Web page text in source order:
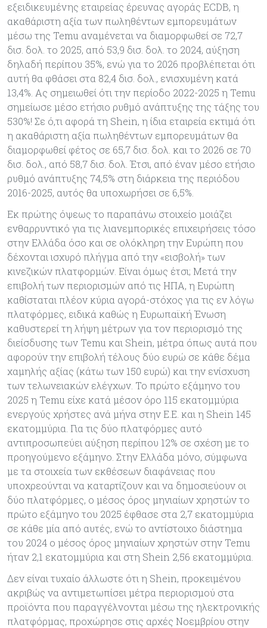
εξειδικευμένης εταιρείας έρευνας αγοράς ECDB, η
ακαθάριστη αξία των πωληθέντων εμπορευμάτων
μέσω της Temu αναμένεται να διαμορφωθεί σε 72,7
δισ. δολ. το 2025, από 53,9 δισ. δολ. το 2024, αύξηση
δηλαδή περίπου 35%, ενώ για το 2026 προβλέπεται ότι
αυτή θα φθάσει στα 82,4 δισ. δολ., ενισχυμένη κατά
13,4%. Ας σημειωθεί ότι την περίοδο 2022-2025 η Temu
σημείωσε μέσο ετήσιο ρυθμό ανάπτυξης της τάξης του
530%! Σε ό,τι αφορά τη Shein, η ίδια εταιρεία εκτιμά ότι
η ακαθάριστη αξία πωληθέντων εμπορευμάτων θα
διαμορφωθεί φέτος σε 65,7 δισ. δολ. και το 2026 σε 70
δισ. δολ., από 58,7 δισ. δολ. Έτσι, από έναν μέσο ετήσιο
ρυθμό ανάπτυξης 74,5% στη διάρκεια της περιόδου
2016-2025, αυτός θα υποχωρήσει σε 6,5%.
Εκ πρώτης όψεως το παραπάνω στοιχείο μοιάζει
ενθαρρυντικό για τις λιανεμπορικές επιχειρήσεις τόσο
στην Ελλάδα όσο και σε ολόκληρη την Ευρώπη που
δέχονται ισχυρό πλήγμα από την «εισβολή» των
κινεζικών πλατφορμών. Είναι όμως έτσι; Μετά την
επιβολή των περιορισμών από τις ΗΠΑ, η Ευρώπη
καθίσταται πλέον κύρια αγορά-στόχος για τις εν λόγω
πλατφόρμες, ειδικά καθώς η Ευρωπαϊκή Ένωση
καθυστερεί τη λήψη μέτρων για τον περιορισμό της
διείσδυσης των Temu και Shein, μέτρα όπως αυτά που
αφορούν την επιβολή τέλους δύο ευρώ σε κάθε δέμα
χαμηλής αξίας (κάτω των 150 ευρώ) και την ενίσχυση
των τελωνειακών ελέγχων. Το πρώτο εξάμηνο του
2025 η Temu είχε κατά μέσον όρο 115 εκατομμύρια
ενεργούς χρήστες ανά μήνα στην Ε.Ε. και η Shein 145
εκατομμύρια. Για τις δύο πλατφόρμες αυτό
αντιπροσωπεύει αύξηση περίπου 12% σε σχέση με το
προηγούμενο εξάμηνο. Στην Ελλάδα μόνο, σύμφωνα
με τα στοιχεία των εκθέσεων διαφάνειας που
υποχρεούνται να καταρτίζουν και να δημοσιεύουν οι
δύο πλατφόρμες, ο μέσος όρος μηνιαίων χρηστών το
πρώτο εξάμηνο του 2025 έφθασε στα 2,7 εκατομμύρια
σε κάθε μία από αυτές, ενώ το αντίστοιχο διάστημα
του 2024 ο μέσος όρος μηνιαίων χρηστών στην Temu
ήταν 2,1 εκατομμύρια και στη Shein 2,56 εκατομμύρια.
Δεν είναι τυχαίο άλλωστε ότι η Shein, προκειμένου
ακριβώς να αντιμετωπίσει μέτρα περιορισμού στα
προϊόντα που παραγγέλνονται μέσω της ηλεκτρονικής
πλατφόρμας, προχώρησε στις αρχές Νοεμβρίου στην